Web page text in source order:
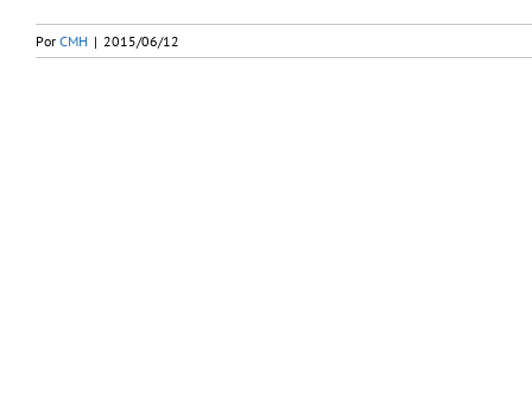
Por CMH | 2015/06/12